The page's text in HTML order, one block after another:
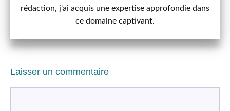
rédaction, j'ai acquis une expertise approfondie dans
ce domaine captivant.
Laisser un commentaire